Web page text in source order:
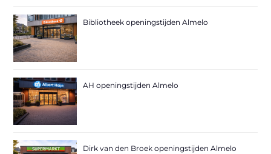
Bibliotheek openingstijden Almelo
AH openingstijden Almelo
Dirk van den Broek openingstijden Almelo